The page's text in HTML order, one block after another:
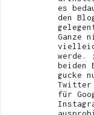
es
den
Ganze
beiden
gucke
Twitter
für